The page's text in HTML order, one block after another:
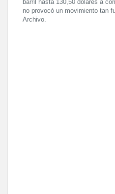
barril hasta 130,50 dólares a
no provocó un movimiento tan
Archivo.